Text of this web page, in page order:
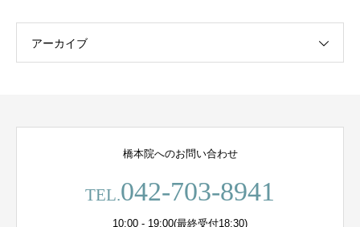
アーカイブ
橋本院へのお問い合わせ
TEL.042-703-8941
10:00 - 19:00(最終受付18:30)